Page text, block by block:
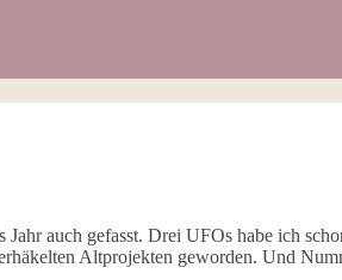
Jahr auch gefasst. Drei UFOs habe ich
Altprojekten geworden. Und